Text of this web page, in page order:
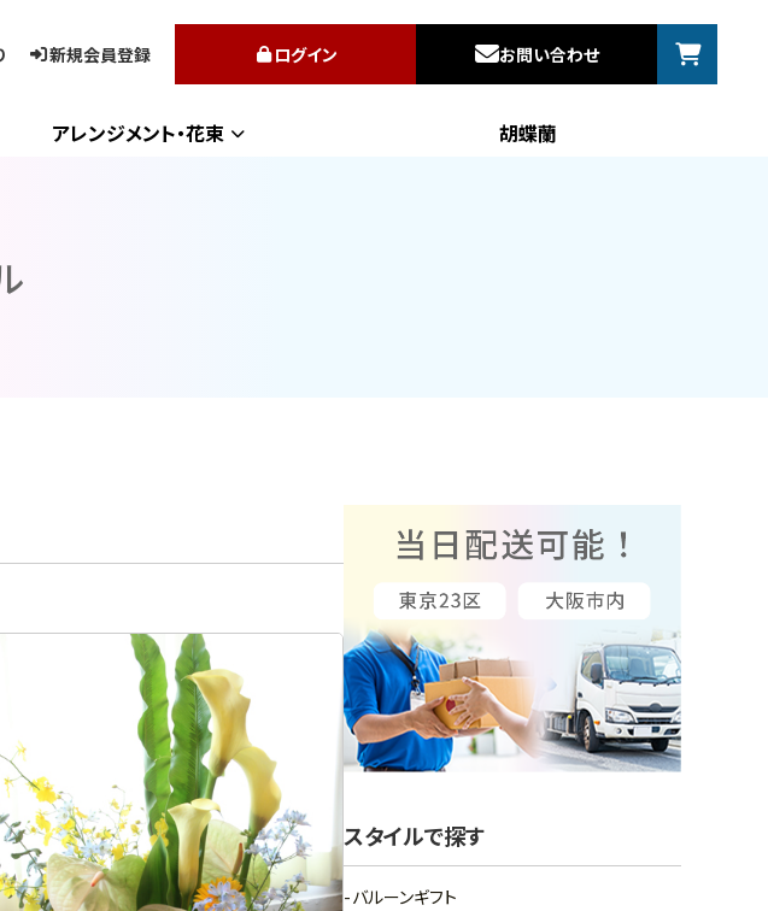
新規会員登録 ログイン お問い合わせ
アレンジメント・花束 胡蝶蘭
スタイルで探す
バルーンギフト